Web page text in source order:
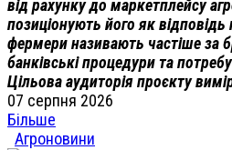
від рахунку до маркетплейсу
позиціонують його як
фермери називають частіше за
банківські процедури та
Цільова аудиторія проєкту
07 серпня 2026
Більше
Агроновини